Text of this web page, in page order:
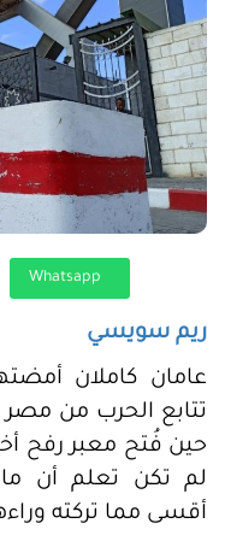
ريم سويسي
عامان كاملان
تتابع الحرب من مصر
حين فُتح معبر رفح
لم تكن تعلم أن
أقسى مما تركته